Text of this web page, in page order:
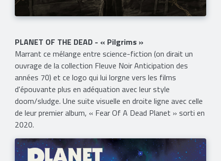
PLANET OF THE DEAD - « Pilgrims »
Marrant ce mélange entre science-fiction (on dirait un
ouvrage de la collection Fleuve Noir Anticipation des
années 70) et ce logo qui lui lorgne vers les films
d'épouvante plus en adéquation avec leur style
doom/sludge. Une suite visuelle en droite ligne avec celle
de leur premier album, « Fear Of A Dead Planet » sorti en
2020.